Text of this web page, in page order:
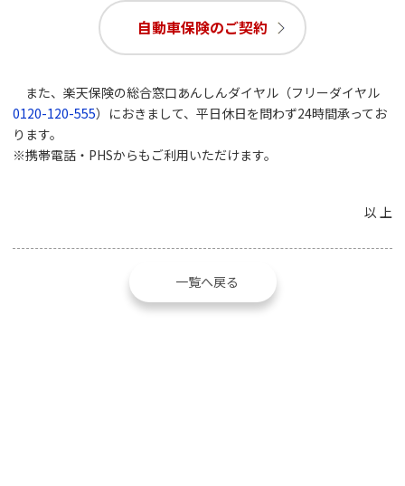
自動車保険のご契約
また、楽天保険の総合窓口あんしんダイヤル（フリーダイヤル
0120-120-555）におきまして、平日休日を問わず24時間承ってお
ります。
※携帯電話・PHSからもご利用いただけます。
以 上
一覧へ戻る